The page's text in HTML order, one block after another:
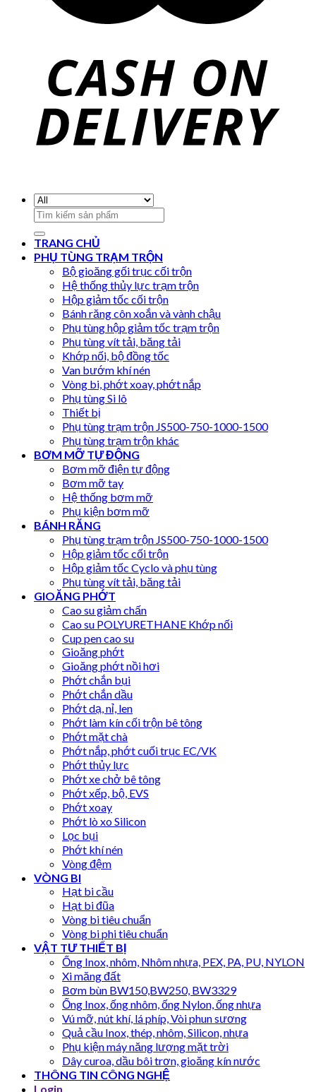
Search
for:
TRANG CHỦ
PHỤ TÙNG TRẠM TRỘN
Bộ gioăng gối trục cối trộn
Hệ thống thủy lực trạm trộn
Hộp giảm tốc cối trộn
Bánh răng côn xoắn và vành chậu
Phụ tùng hộp giảm tốc trạm trộn
Phụ tùng vít tải, băng tải
Khớp nối, bộ đồng tốc
Van bướm khí nén
Vòng bi, phớt xoay, phớt nắp
Phụ tùng Si lô
Thiết bị
Phụ tùng trạm trộn JS500-750-1000-1500
Phụ tùng trạm trộn khác
BƠM MỠ TỰ ĐỘNG
Bơm mỡ điện tự động
Bơm mỡ tay
Hệ thống bơm mỡ
Phụ kiện bơm mỡ
BÁNH RĂNG
Phụ tùng trạm trộn JS500-750-1000-1500
Hộp giảm tốc cối trộn
Hộp giảm tốc Cyclo và phụ tùng
Phụ tùng vít tải, băng tải
GIOĂNG PHỚT
Cao su giảm chấn
Cao su POLYURETHANE Khớp nối
Cup pen cao su
Gioăng phớt
Gioăng phớt nồi hơi
Phớt chắn bụi
Phớt chắn dầu
Phớt dạ, nỉ, len
Phớt làm kín cối trộn bê tông
Phớt mặt chà
Phớt nắp, phớt cuối trục EC/VK
Phớt thủy lực
Phớt xe chở bê tông
Phớt xếp, bộ, EVS
Phớt xoay
Phớt lò xo Silicon
Lọc bụi
Phớt khí nén
Vòng đệm
VÒNG BI
Hạt bi cầu
Hạt bi đũa
Vòng bi tiêu chuẩn
Vòng bi phi tiêu chuẩn
VẬT TƯ THIẾT BỊ
Ống Inox, nhôm, Nhôm nhựa, PEX, PA, PU, NYLON
Xi măng đất
Bơm bùn BW150,BW250, BW3329
Ống Inox, ống nhôm, ống Nylon, ống nhựa
Vú mỡ, nút khí, lá phíp, Vòi phun sương
Quả cầu Inox, thép, nhôm, Silicon, nhựa
Phụ kiện máy năng lượng mặt trời
Dây curoa, dầu bôi trơn, gioăng kín nước
THÔNG TIN CÔNG NGHỆ
Login